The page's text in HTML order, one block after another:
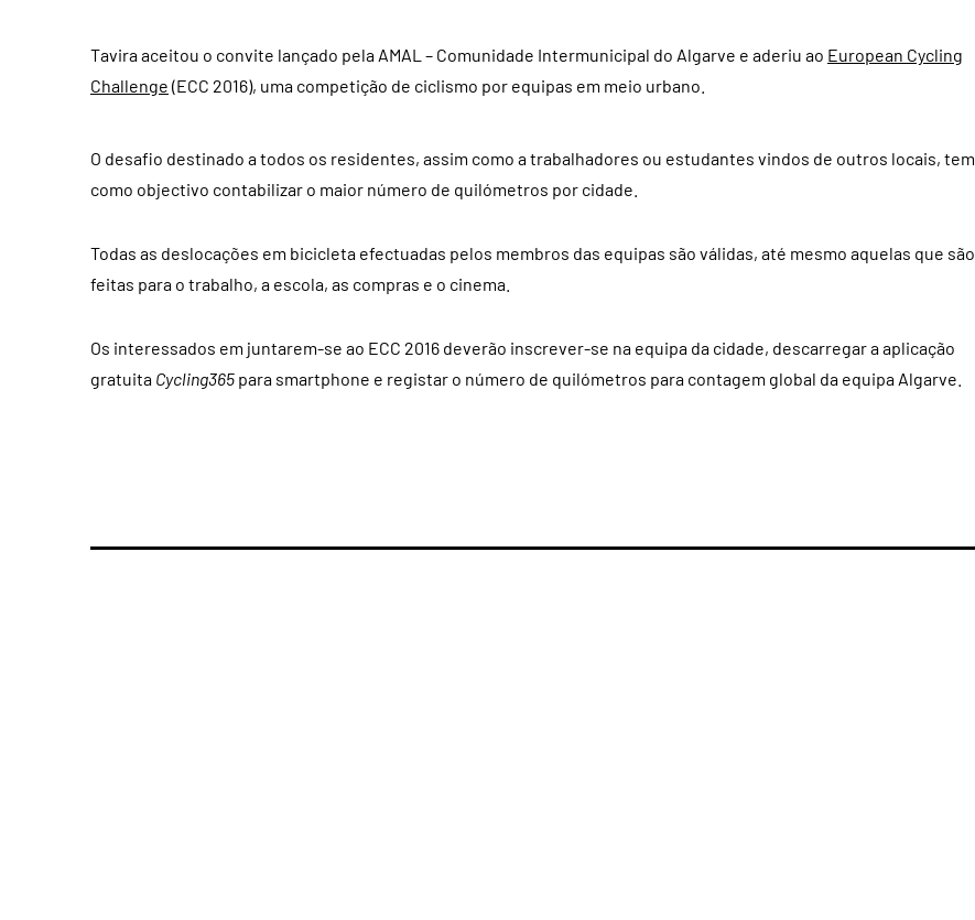
Tavira aceitou o convite lançado pela AMAL – Comunidade Intermunicipal do Algarve e aderiu ao European Cycling
Challenge (ECC 2016), uma competição de ciclismo por equipas em meio urbano.
O desafio destinado a todos os residentes, assim como a trabalhadores ou estudantes vindos de outros locais, tem
como objectivo contabilizar o maior número de quilómetros por cidade.
Todas as deslocações em bicicleta efectuadas pelos membros das equipas são válidas, até mesmo aquelas que são
feitas para o trabalho, a escola, as compras e o cinema.
Os interessados em juntarem-se ao ECC 2016 deverão inscrever-se na equipa da cidade, descarregar a aplicação
gratuita Cycling365 para smartphone e registar o número de quilómetros para contagem global da equipa Algarve.